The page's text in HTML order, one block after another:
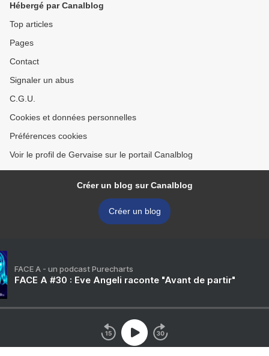
Hébergé par Canalblog
Top articles
Pages
Contact
Signaler un abus
C.G.U.
Cookies et données personnelles
Préférences cookies
Voir le profil de Gervaise sur le portail Canalblog
Créer un blog sur Canalblog
Créer un blog
FACE A - un podcast Purecharts
FACE A #30 : Eve Angeli raconte "Avant de partir"